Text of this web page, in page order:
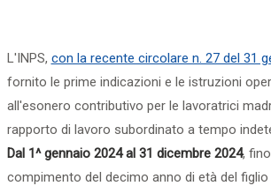
L'INPS, con la recente circolare n. 27 del 31
fornito le prime indicazioni e le istruzioni
all'esonero contributivo per le lavoratrici
rapporto di lavoro subordinato a tempo
Dal 1^ gennaio 2024 al 31 dicembre 2024,
compimento del decimo anno di età del figlio